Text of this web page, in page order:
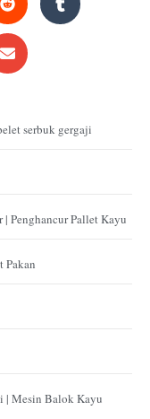
serbuk gergaji
Penghancur Pallet Kayu
Pakan
| Mesin Balok Kayu